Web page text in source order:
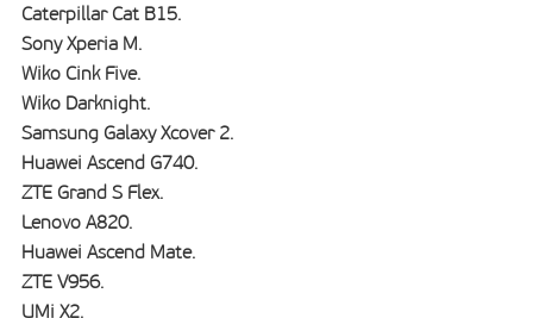
Caterpillar Cat B15.
Sony Xperia M.
Wiko Cink Five.
Wiko Darknight.
Samsung Galaxy Xcover 2.
Huawei Ascend G740.
ZTE Grand S Flex.
Lenovo A820.
Huawei Ascend Mate.
ZTE V956.
UMi X2.